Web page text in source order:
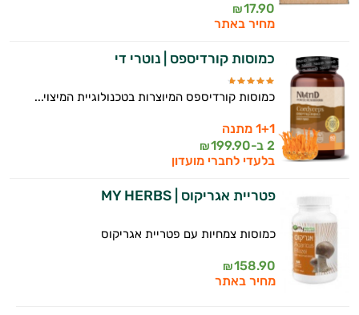
17.90
₪
מחיר באתר
כמוסות קורדיספס | נוטרי די
כמוסות קורדיספס המיוצרות בטכנולוגיית המיצוי...
1+1 מתנה
2 ב-
199.90
₪
בלעדי לחברי מועדון
פטריית אגריקוס | MY HERBS
כמוסות צמחיות עם פטריית אגריקוס
158.90
₪
מחיר באתר